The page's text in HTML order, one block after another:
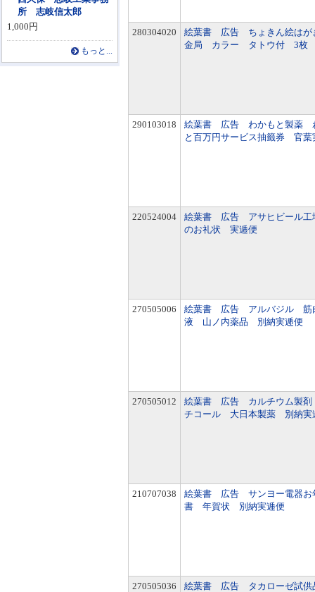
所 志岐信太郎
1,000円
もっと...
280304020
絵葉書 広告 ちょきん絵は
金局 カラー タトウ付 3枚
290103018
絵葉書 広告 わかもと製薬
と百万円サービス抽籤券 官葉
220524004
絵葉書 広告 アサヒビール工
のお礼状 実逓便
270505006
絵葉書 広告 アルバジル 筋
液 山ノ内薬品 別納実逓便
270505012
絵葉書 広告 カルチウム製
チコール 大日本製薬 別納実
210707038
絵葉書 広告 サンヨー電器お
書 年賀状 別納実逓便
270505036
絵葉書 広告 タカローゼ試